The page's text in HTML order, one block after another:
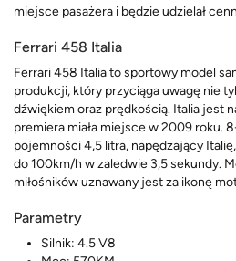
miejsce pasażera i będzie udzielał
Ferrari 458 Italia
Ferrari 458 Italia to sportowy model
produkcji, który przyciąga uwagę nie
dźwiękiem oraz prędkością. Italia jest
premiera miała miejsce w 2009 roku.
pojemności 4,5 litra, napędzający
do 100km/h w zaledwie 3,5 sekundy.
miłośników uznawany jest za ikonę
Parametry
Silnik: 4.5 V8